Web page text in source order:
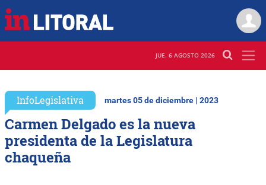
JUE. 6 AGOSTO 2026
InfoLegislativa martes 05 de diciembre | 2023
Carmen Delgado es la nueva
presidenta de la Legislatura
chaqueña